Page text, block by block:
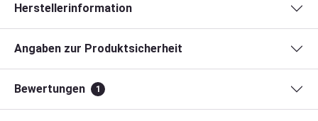
Herstellerinformation
Angaben zur Produktsicherheit
Bewertungen 1